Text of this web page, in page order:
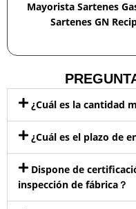
Mayorista Sartenes
Sartenes GN
¿Cuál es la cantidad
¿Cuál es el plazo de
Dispone de
inspección de fábrica？